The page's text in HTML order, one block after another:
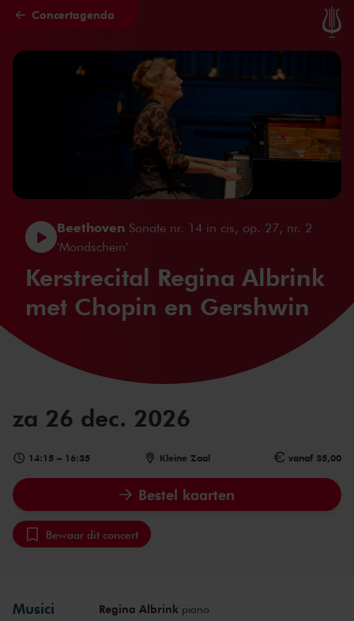
Naar hoofdcontent
Concertagenda
Beethoven Sonate nr. 14 in cis, op. 27, nr. 2
'Mondschein'
Kerstrecital Regina Albrink
met Chopin en Gershwin
za 26 dec. 2026
14:15 – 16:35 Kleine Zaal vanaf 35,00
Bestel kaarten
Bewaar dit concert
Musici Regina Albrink piano